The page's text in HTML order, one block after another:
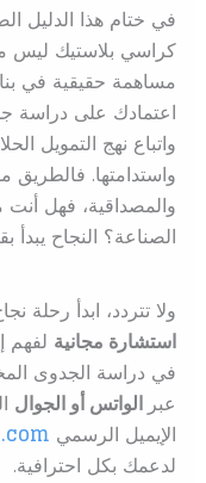
في ختام هذا الدليل
كراسي بلاستيك ليس
مساهمة حقيقية في
اعتمادك على دراسة
واتباع نهج التمويل
واستدامتها. فالطريق
والمصداقية، فهل أنت
الصناعة؟ النجاح
ولا تتردد، ابدأ رحلة
استشارة مجانيةلفهم
في دراسة الجدوى
عبر الواتس أو الجوال
الإيميل الرسمي
لدعمك بكل احترافية.